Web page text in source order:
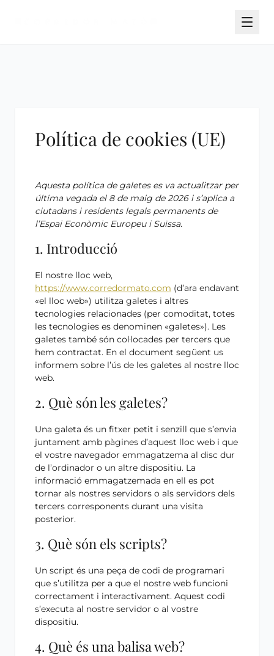
Política de cookies (UE)
Aquesta política de galetes es va actualitzar per
última vegada el 8 de maig de 2026 i s’aplica a
ciutadans i residents legals permanents de
l’Espai Econòmic Europeu i Suïssa.
1. Introducció
El nostre lloc web,
https://www.corredormato.com (d’ara endavant
«el lloc web») utilitza galetes i altres
tecnologies relacionades (per comoditat, totes
les tecnologies es denominen «galetes»). Les
galetes també són col·locades per tercers que
hem contractat. En el document següent us
informem sobre l’ús de les galetes al nostre lloc
web.
2. Què són les galetes?
Una galeta és un fitxer petit i senzill que s’envia
juntament amb pàgines d’aquest lloc web i que
el vostre navegador emmagatzema al disc dur
de l’ordinador o un altre dispositiu. La
informació emmagatzemada en ell es pot
tornar als nostres servidors o als servidors dels
tercers corresponents durant una visita
posterior.
3. Què són els scripts?
Un script és una peça de codi de programari
que s’utilitza per a que el nostre web funcioni
correctament i interactivament. Aquest codi
s’executa al nostre servidor o al vostre
dispositiu.
4. Què és una balisa web?